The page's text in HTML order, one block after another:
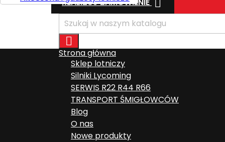
REALIZUJ ZAMÓWIENIE 

Strona główna
Sklep lotniczy
Silniki Lycoming
SERWIS R22 R44 R66
TRANSPORT ŚMIGŁOWCÓW
Blog
O nas
Nowe produkty